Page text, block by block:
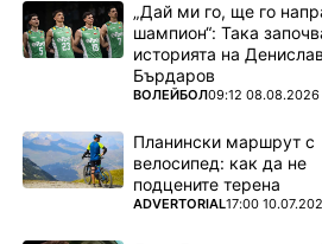
„Дай ми го, ще го
шампион“: Така
историята на Денислав
Бърдаров
ПОВЕЧЕ ОТ
ВОЛЕЙБОЛ09:12 08.08.2026
Планински маршрут с
велосипед: как да не
подцените терена
ПОВЕЧЕ ОТ
ADVERTORIAL17:00